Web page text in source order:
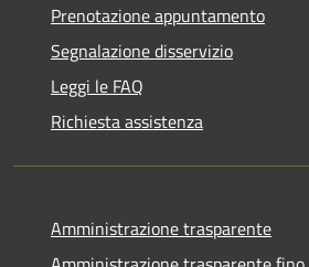
Prenotazione appuntamento
Segnalazione disservizio
Leggi le FAQ
Richiesta assistenza
Amministrazione trasparente